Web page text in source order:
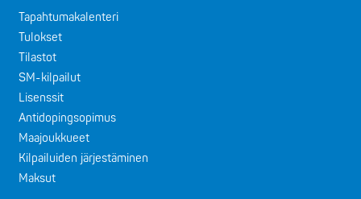
Tapahtumakalenteri
Tulokset
Tilastot
SM-kilpailut
Lisenssit
Antidopingsopimus
Maajoukkueet
Kilpailuiden järjestäminen
Maksut